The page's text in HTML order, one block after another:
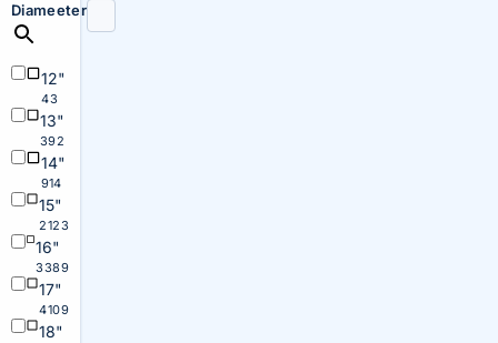
Diameeter
12"
43
13"
392
14"
914
15"
2123
16"
3389
17"
4109
18"